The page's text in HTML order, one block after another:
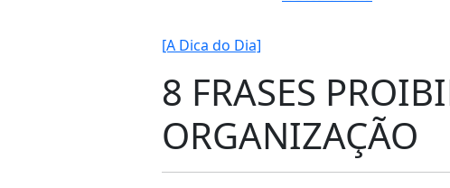
[A Dica do Dia]
8 FRASES
ORGANIZAÇÃO